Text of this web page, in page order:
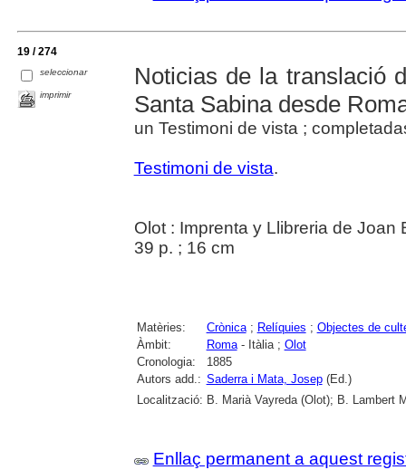
19 / 274
seleccionar
imprimir
Noticias de la translació
Santa Sabina desde
un Testimoni de vista ;
Testimoni de vista.
Olot : Imprenta y Llibreria de Joan
39 p. ; 16 cm
Matèries: Crònica; Relíquies ; Objectes de
Àmbit:
Roma- Itàlia ; Olot
Cronologia:
1885
Autors add.: Saderra i Mata, Josep(Ed.)
Localització: B. Marià Vayreda (Olot); B. Lambert
Enllaç permanent a aquest